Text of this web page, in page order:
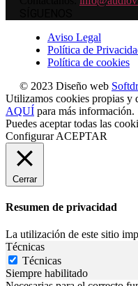
Aviso Legal
Política de
Política de cookies
© 2023 Diseño web
Utilizamos cookies propias y
AQUÍ para más información.
Puedes aceptar todas las
Configurar ACEPTAR
Cerrar
Resumen de privacidad
La utilización de este sitio
Técnicas
Técnicas
Siempre habilitado